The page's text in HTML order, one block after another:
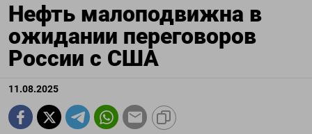
Нефть малоподвижна в
ожидании переговоров
России с США
11.08.2025